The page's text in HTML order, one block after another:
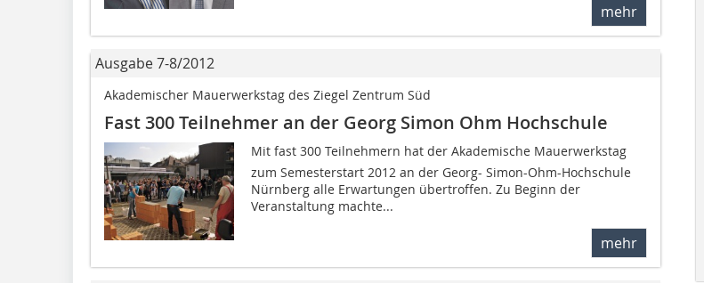
mehr
Ausgabe 7-8/2012
Akademischer Mauerwerkstag des Ziegel Zentrum Süd
Fast 300 Teilnehmer an der Georg Simon Ohm Hochschule
Mit fast 300 Teilnehmern hat der Akademische Mauer­werkstag
zum Semesterstart 2012 an der Georg- Simon-Ohm-Hochschule
Nürnberg alle Erwartungen übertroffen. Zu Beginn der
Veranstaltung machte...
mehr